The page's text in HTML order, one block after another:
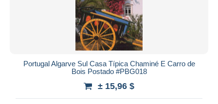
Portugal Algarve Sul Casa Típica Chaminé E Carro de
Bois Postado #PBG018
± 15,96 $